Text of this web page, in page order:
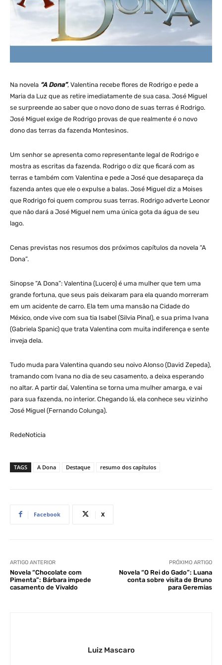
Na novela “A Dona”, Valentina recebe flores de Rodrigo e pede a
Maria da Luz que as retire imediatamente de sua casa. José Miguel
se surpreende ao saber que o novo dono de suas terras é Rodrigo.
José Miguel exige de Rodrigo provas de que realmente é o novo
dono das terras da fazenda Montesinos.
Um senhor se apresenta como representante legal de Rodrigo e
mostra as escritas da fazenda. Rodrigo o diz que ficará com as
terras e também com Valentina e pede a José que desapareça da
fazenda antes que ele o expulse a balas. José Miguel diz a Moises
que Rodrigo foi quem comprou suas terras. Rodrigo adverte Leonor
que não dará a José Miguel nem uma única gota da água de seu
lago.
Cenas previstas nos resumos dos próximos capítulos da novela “A
Dona”.
Sinopse “A Dona”: Valentina (Lucero) é uma mulher que tem uma
grande fortuna, que seus pais deixaram para ela quando morreram
em um acidente de carro. Ela tem uma mansão na Cidade do
México, onde vive com sua tia Isabel (Silvia Pinal), e sua prima Ivana
(Gabriela Spanic) que trata Valentina com muita indiferença e sente
inveja dela.
Tudo muda para Valentina quando seu noivo Alonso (David Zepeda),
tramando com Ivana no dia de seu casamento, a deixa esperando
no altar. A partir daí, Valentina se torna uma mulher amarga, e vai
para sua fazenda, no interior. Chegando lá, ela conhece seu vizinho
José Miguel (Fernando Colunga).
RedeNoticia
TAGS A Dona Destaque resumo dos capítulos
Facebook X
ARTIGO ANTERIOR
Novela “Chocolate com
Pimenta”: Bárbara impede
casamento de Vivaldo
PRÓXIMO ARTIGO
Novela “O Rei do Gado”: Luana
conta sobre visita de Bruno
para Geremias
Luiz Mascaro